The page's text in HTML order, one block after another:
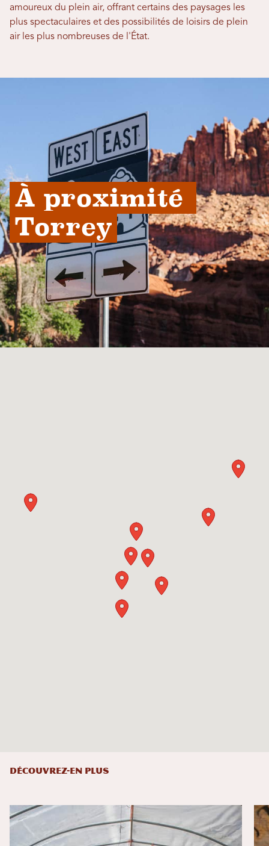
amoureux du plein air, offrant certains des paysages les
plus spectaculaires et des possibilités de loisirs de plein
air les plus nombreuses de l'État.
À proximité
Torrey
DÉCOUVREZ-EN PLUS